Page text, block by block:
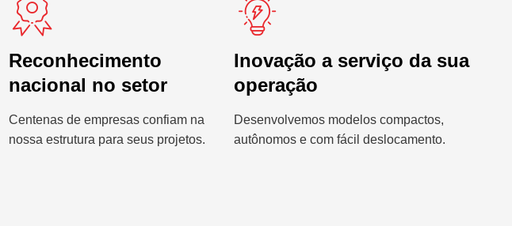
Reconhecimento
nacional no setor
Centenas de empresas confiam na
nossa estrutura para seus projetos.
Inovação a serviço da sua
operação
Desenvolvemos modelos compactos,
autônomos e com fácil deslocamento.